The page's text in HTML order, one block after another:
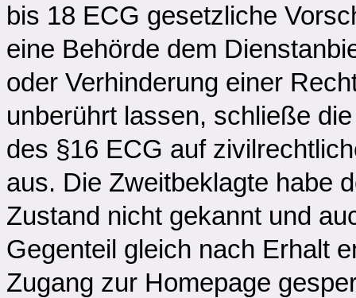
bis 18 ECG gesetzliche
eine Behörde dem
oder Verhinderung einer
unberührt lassen, schließe
des §16 ECG auf
aus. Die Zweitbeklagte habe
Zustand nicht gekannt und
Gegenteil gleich nach Erhalt
Zugang zur Homepage